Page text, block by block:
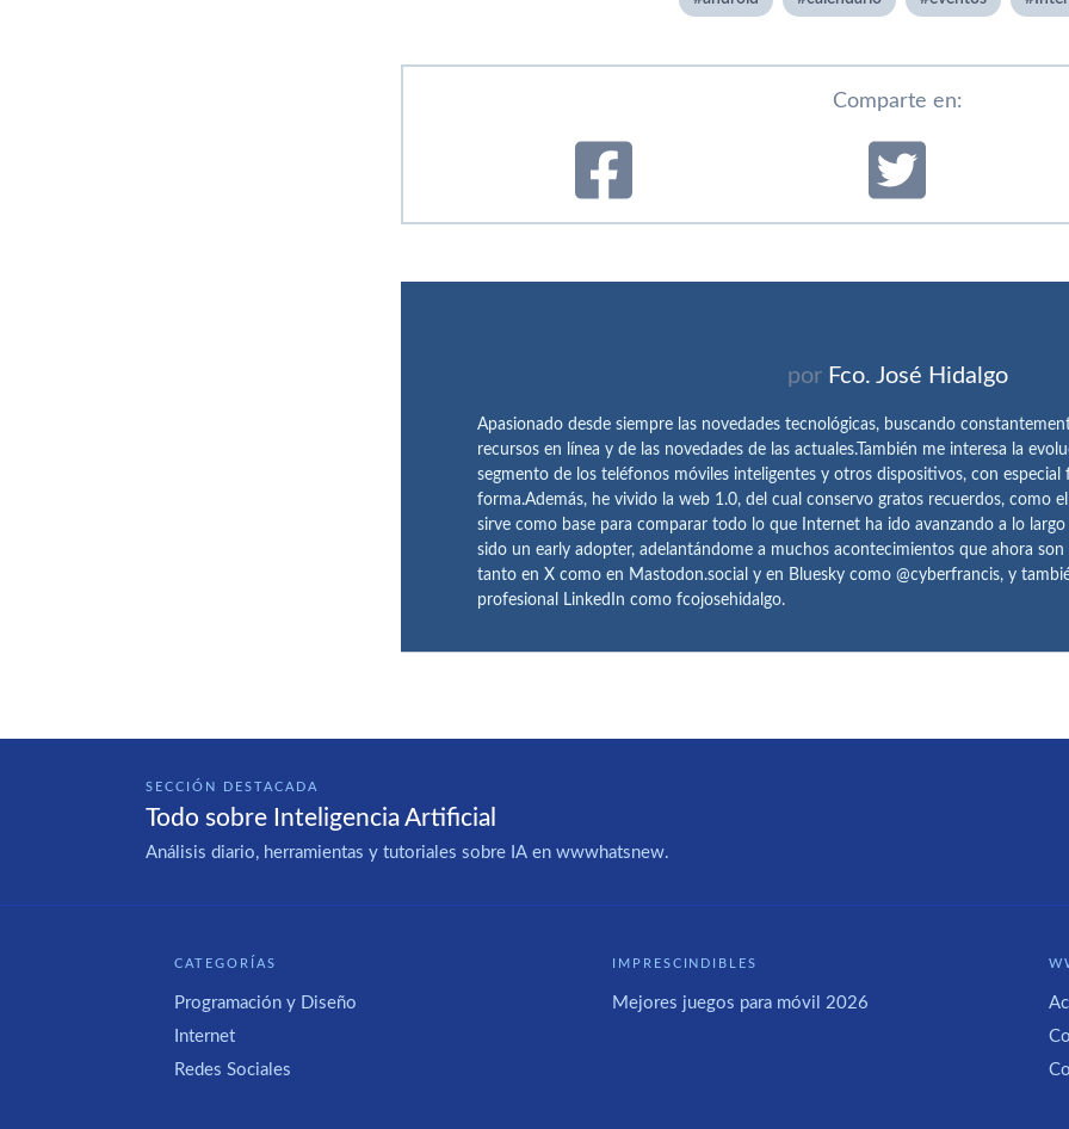
Comparte en:
por Fco. José Hidalgo
Apasionado desde siempre las novedades tecnológicas, buscando
recursos en línea y de las novedades de las actuales.También me interesa la
segmento de los teléfonos móviles inteligentes y otros dispositivos, con
forma.Además, he vivido la web 1.0, del cual conservo gratos recuerdos, como
sirve como base para comparar todo lo que Internet ha ido avanzando a lo largo
sido un early adopter, adelantándome a muchos acontecimientos que ahora
tanto en X como en Mastodon.social y en Bluesky como @cyberfrancis, y
profesional LinkedIn como fcojosehidalgo.
SECCIÓN DESTACADA
Todo sobre Inteligencia Artificial
Análisis diario, herramientas y tutoriales sobre IA en wwwhatsnew.
CATEGORÍAS
Programación y Diseño
Internet
Redes Sociales
IMPRESCINDIBLES
Mejores juegos para móvil 2026